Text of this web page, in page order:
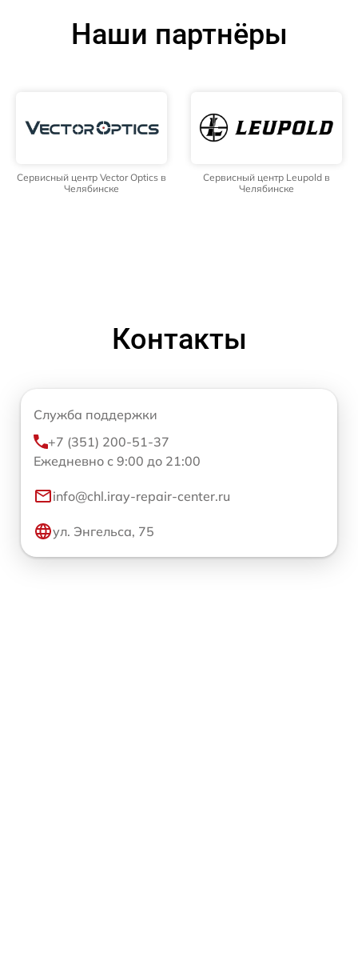
Наши партнёры
Сервисный центр Vector Optics в
Челябинске
Сервисный центр Leupold в
Челябинске
Контакты
Служба поддержки
+7 (351) 200-51-37
Ежедневно с 9:00 до 21:00
info@chl.iray-repair-center.ru
ул. Энгельса, 75